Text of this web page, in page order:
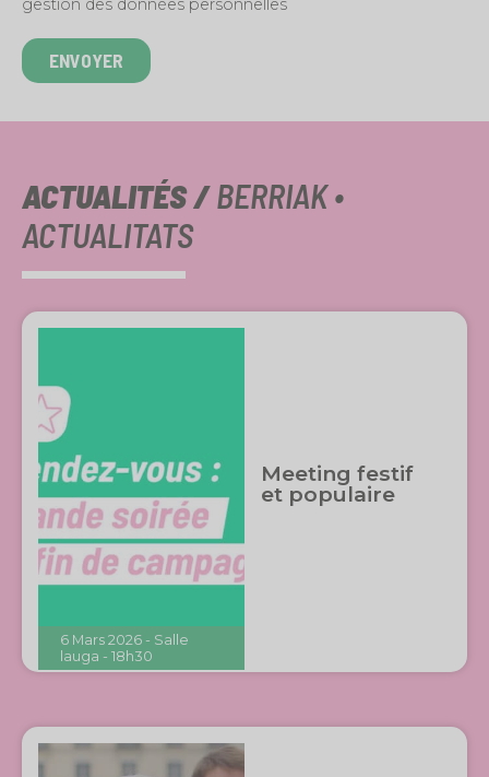
gestion des données personnelles
ACTUALITÉS /BERRIAK •
ACTUALITATS
6 Mars 2026 - Salle
lauga - 18h30
Meeting festif
et populaire